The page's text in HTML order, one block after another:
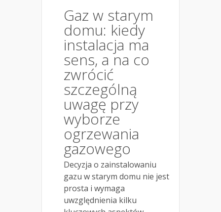
Gaz w starym
domu: kiedy
instalacja ma
sens, a na co
zwrócić
szczególną
uwagę przy
wyborze
ogrzewania
gazowego
Decyzja o zainstalowaniu
gazu w starym domu nie jest
prosta i wymaga
uwzględnienia kilku